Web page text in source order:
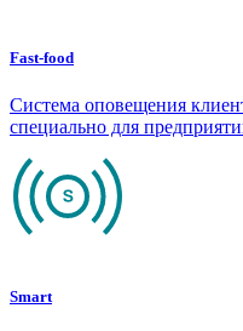
Fast-food
Система оповещения
специально для
Smart